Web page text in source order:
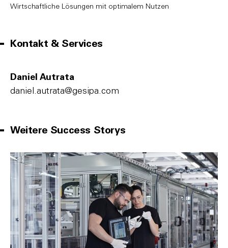
Wirtschaftliche Lösungen mit optimalem Nutzen
Kontakt & Services
Daniel Autrata
daniel.autrata@gesipa.com
Weitere Success Storys